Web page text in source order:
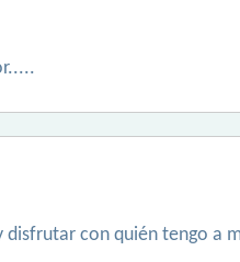
con quién tengo a